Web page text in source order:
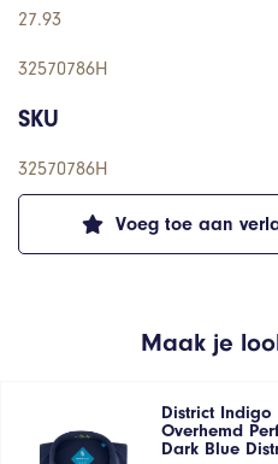
Voeg toe aan
27.93
32570786H
SKU
32570786H
Maak je
District Indigo
Overhemd
Dark Blue